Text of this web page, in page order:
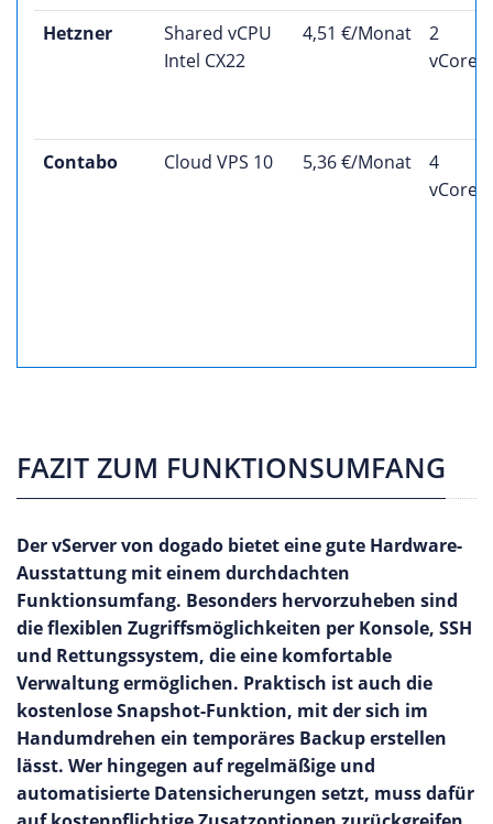
Hetzner
Shared vCPU
Intel CX22
4,51 €/Monat
2
vCores
Contabo Cloud VPS 10 5,36 €/Monat
4
vCores
FAZIT ZUM FUNKTIONSUMFANG
Der vServer von dogado bietet eine gute Hardware-
Ausstattung mit einem durchdachten
Funktionsumfang. Besonders hervorzuheben sind
die flexiblen Zugriffsmöglichkeiten per Konsole, SSH
und Rettungssystem, die eine komfortable
Verwaltung ermöglichen. Praktisch ist auch die
kostenlose Snapshot-Funktion, mit der sich im
Handumdrehen ein temporäres Backup erstellen
lässt. Wer hingegen auf regelmäßige und
automatisierte Datensicherungen setzt, muss dafür